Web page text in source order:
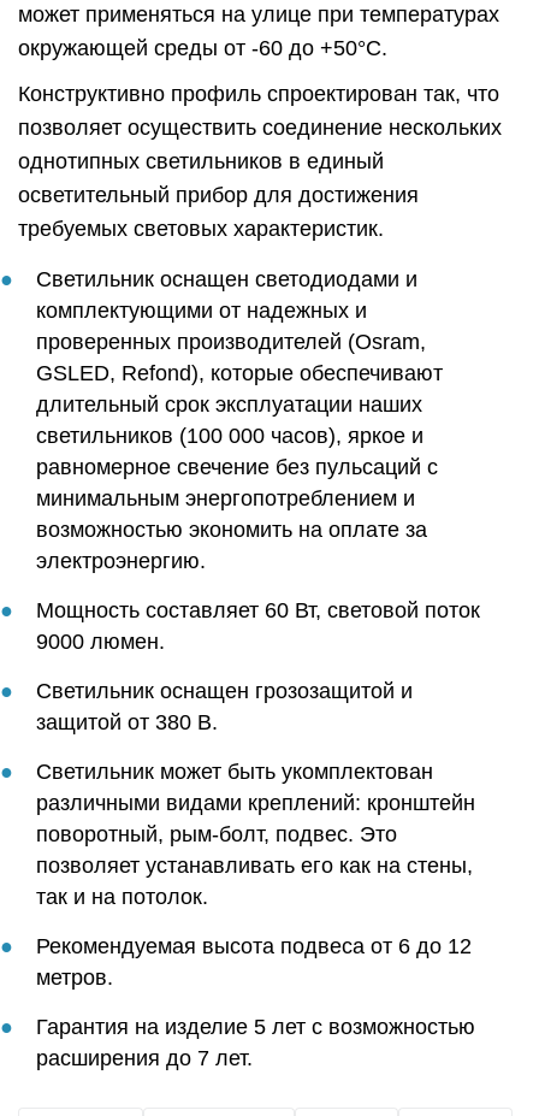
может применяться на улице при температурах
окружающей среды от -60 до +50°C.
Конструктивно профиль спроектирован так, что
позволяет осуществить соединение нескольких
однотипных светильников в единый
осветительный прибор для достижения
требуемых световых характеристик.
Светильник оснащен светодиодами и
комплектующими от надежных и
проверенных производителей (Osram,
GSLED, Refond), которые обеспечивают
длительный срок эксплуатации наших
светильников (100 000 часов), яркое и
равномерное свечение без пульсаций с
минимальным энергопотреблением и
возможностью экономить на оплате за
электроэнергию.
Мощность составляет 60 Вт, световой поток
9000 люмен.
Светильник оснащен грозозащитой и
защитой от 380 В.
Светильник может быть укомплектован
различными видами креплений: кронштейн
поворотный, рым-болт, подвес. Это
позволяет устанавливать его как на стены,
так и на потолок.
Рекомендуемая высота подвеса от 6 до 12
метров.
Гарантия на изделие 5 лет с возможностью
расширения до 7 лет.